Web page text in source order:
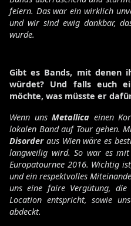
feiern. Das war ein wirklich
und wir sind ewig dankbar,
wurde.
Gibt es Bands, mit denen
würdet? Und falls euch
möchte, was müsste er
Wenn unsMetallica einen
lokalen Band auf Tour gehen.
Disorderaus Wien wäre es
langweilig wird. So war es
Europatournee 2016. Wichtig
und ein respektvolles
uns eine faire Vergütung,
Location entspricht, sowie
abdeckt.